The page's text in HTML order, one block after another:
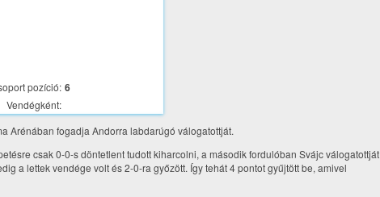
pozíció: 6
Vendégként:
Arénában fogadja Andorra labdarúgó válogatottját.
csak 0-0-s döntetlent tudott kiharcolni, a második fordulóban Svájc válogatottját
a lettek vendége volt és 2-0-ra győzött. Így tehát 4 pontot gyűjtött be, amivel